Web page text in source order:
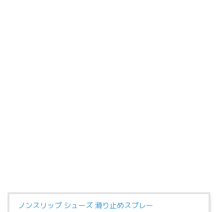
ノンスリップ シューズ 滑り止めスプレー